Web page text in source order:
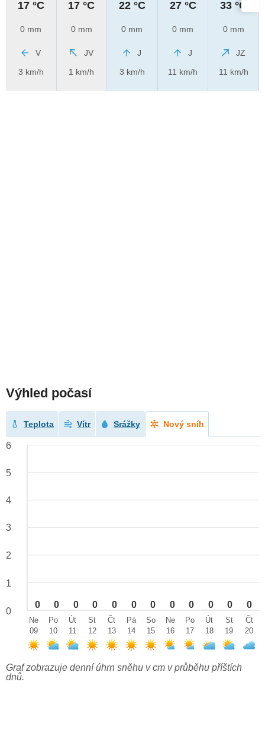
17 °C
0 mm
V
3 km/h
17 °C
0 mm
JV
1 km/h
22 °C
0 mm
J
3 km/h
27 °C
0 mm
J
11 km/h
33 °C
0 mm
JZ
11 km/h
Výhled počasí
Teplota Vítr Srážky Nový sníh
0 0 0 0 0 0 0 0 0 0 0 0
6
5
4
3
2
1
0
Ne
09
Po
10
Út
11
St
12
Čt
13
Pá
14
So
15
Ne
16
Po
17
Út
18
St
19
Čt
20
Graf zobrazuje denní úhrn sněhu v cm v průběhu příštích
dnů.